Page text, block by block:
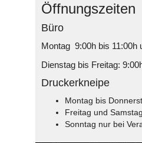
Öffnungszeiten
Büro
Montag 9:00h bis 11:00h
Dienstag bis Freitag:
Druckerkneipe
Montag bis
Freitag und
Sonntag nur bei